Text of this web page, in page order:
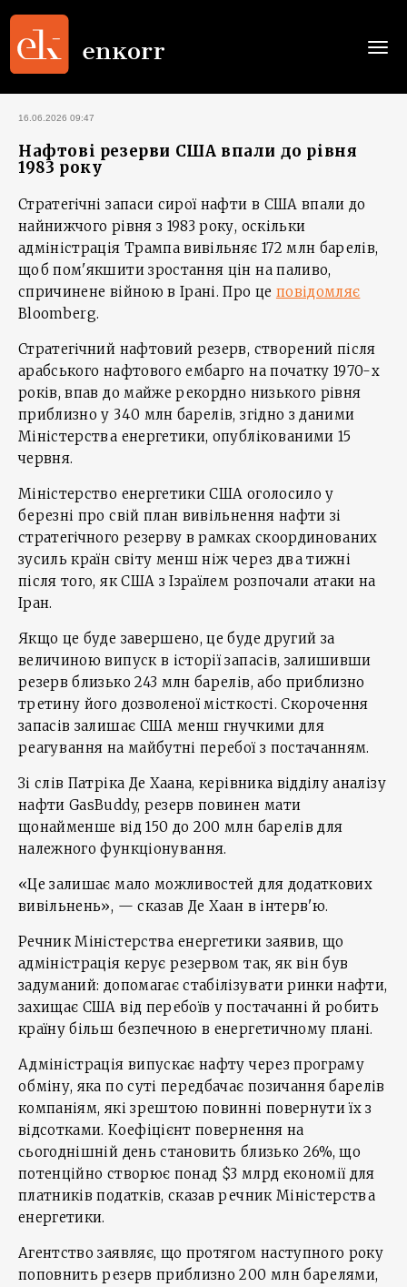
16.06.2026 09:47
Нафтові резерви США впали до рівня
1983 року
Стратегічні запаси сирої нафти в США впали до
найнижчого рівня з 1983 року, оскільки
адміністрація Трампа вивільняє 172 млн барелів,
щоб пом'якшити зростання цін на паливо,
спричинене війною в Ірані. Про це повідомляє
Bloomberg.
Стратегічний нафтовий резерв, створений після
арабського нафтового ембарго на початку 1970-х
років, впав до майже рекордно низького рівня
приблизно у 340 млн барелів, згідно з даними
Міністерства енергетики, опублікованими 15
червня.
Міністерство енергетики США оголосило у
березні про свій план вивільнення нафти зі
стратегічного резерву в рамках скоординованих
зусиль країн світу менш ніж через два тижні
після того, як США з Ізраїлем розпочали атаки на
Іран.
Якщо це буде завершено, це буде другий за
величиною випуск в історії запасів, залишивши
резерв близько 243 млн барелів, або приблизно
третину його дозволеної місткості. Скорочення
запасів залишає США менш гнучкими для
реагування на майбутні перебої з постачанням.
Зі слів Патріка Де Хаана, керівника відділу аналізу
нафти GasBuddy, резерв повинен мати
щонайменше від 150 до 200 млн барелів для
належного функціонування.
«Це залишає мало можливостей для додаткових
вивільнень», — сказав Де Хаан в інтерв'ю.
Речник Міністерства енергетики заявив, що
адміністрація керує резервом так, як він був
задуманий: допомагає стабілізувати ринки нафти,
захищає США від перебоїв у постачанні й робить
країну більш безпечною в енергетичному плані.
Адміністрація випускає нафту через програму
обміну, яка по суті передбачає позичання барелів
компаніям, які зрештою повинні повернути їх з
відсотками. Коефіцієнт повернення на
сьогоднішній день становить близько 26%, що
потенційно створює понад $3 млрд економії для
платників податків, сказав речник Міністерства
енергетики.
Агентство заявляє, що протягом наступного року
поповнить резерв приблизно 200 млн барелями,